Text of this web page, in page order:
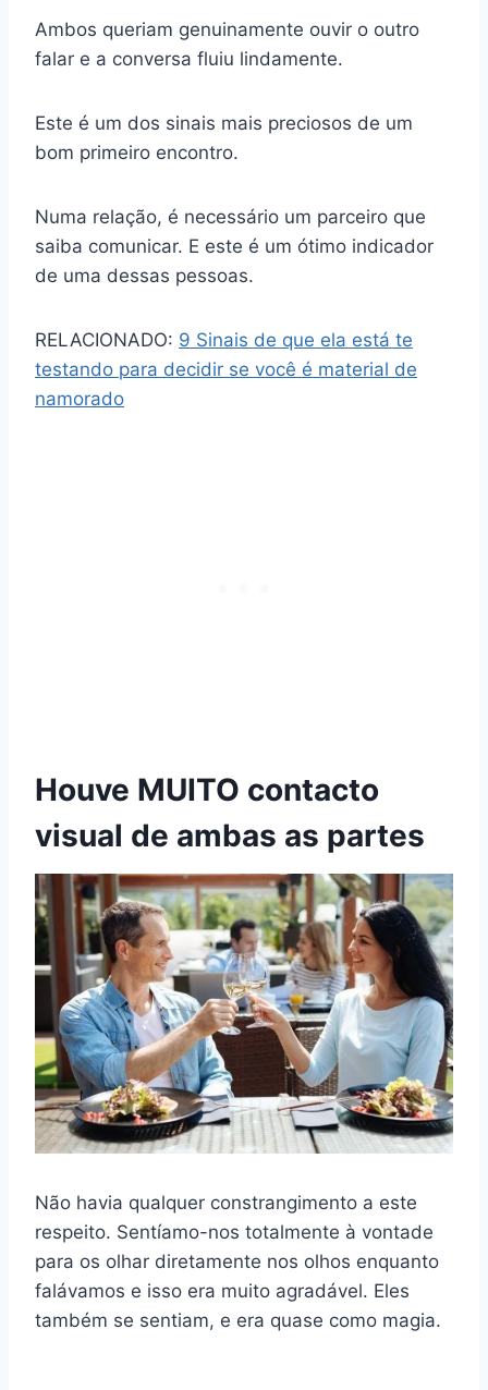
Ambos queriam genuinamente ouvir o outro
falar e a conversa fluiu lindamente.
Este é um dos sinais mais preciosos de um
bom primeiro encontro.
Numa relação, é necessário um parceiro que
saiba comunicar. E este é um ótimo indicador
de uma dessas pessoas.
RELACIONADO: 9 Sinais de que ela está te
testando para decidir se você é material de
namorado
Houve MUITO contacto
visual de ambas as partes
Não havia qualquer constrangimento a este
respeito. Sentíamo-nos totalmente à vontade
para os olhar diretamente nos olhos enquanto
falávamos e isso era muito agradável. Eles
também se sentiam, e era quase como magia.